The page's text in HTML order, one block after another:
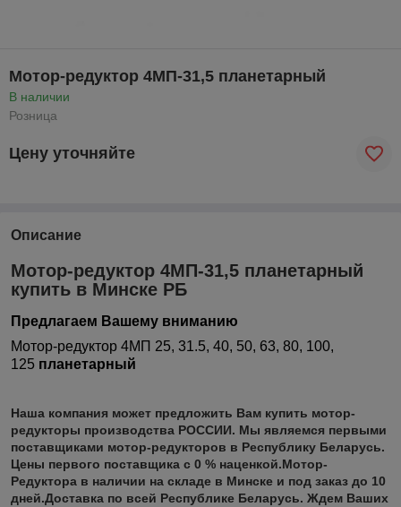
Мотор-редуктор 4МП-31,5 планетарный
В наличии
Розница
Цену уточняйте
Описание
Мотор-редуктор 4МП-31,5 планетарный
купить в Минске РБ
Предлагаем Вашему вниманию
Мотор-редуктор 4МП 25, 31.5, 40, 50, 63, 80, 100,
125 планетарный
Наша компания может предложить Вам купить мотор-
редукторы производства РОССИИ. Мы являемся первыми
поставщиками мотор-редукторов в Республику Беларусь.
Цены первого поставщика с 0 % наценкой.Мотор-
Редуктора в наличии на складе в Минске и под заказ до 10
дней.Доставка по всей Республике Беларусь. Ждем Ваших